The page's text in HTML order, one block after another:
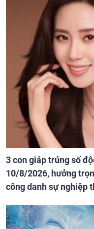
3 con giáp trúng số
10/8/2026, hưởng
công danh sự nghiệp